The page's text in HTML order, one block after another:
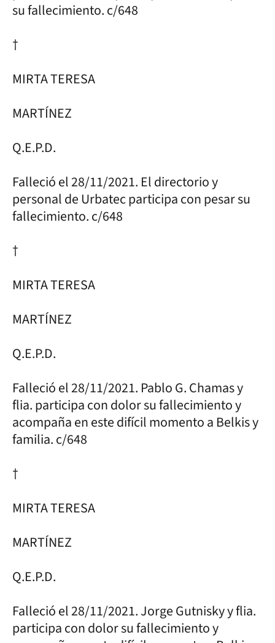
su fallecimiento. c/648
†
MIRTA TERESA
MARTÍNEZ
Q.E.P.D.
Falleció el 28/11/2021. El directorio y
personal de Urbatec participa con pesar su
fallecimiento. c/648
†
MIRTA TERESA
MARTÍNEZ
Q.E.P.D.
Falleció el 28/11/2021. Pablo G. Chamas y
flia. participa con dolor su fallecimiento y
acompaña en este difícil momento a Belkis y
familia. c/648
†
MIRTA TERESA
MARTÍNEZ
Q.E.P.D.
Falleció el 28/11/2021. Jorge Gutnisky y flia.
participa con dolor su fallecimiento y